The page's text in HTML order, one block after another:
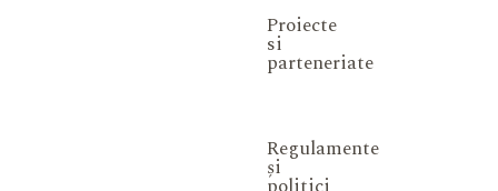
Proiecte
si
parteneriate
Regulamente
și